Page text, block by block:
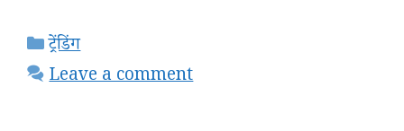
Categories
ट्रेंडिंग
Leave a comment